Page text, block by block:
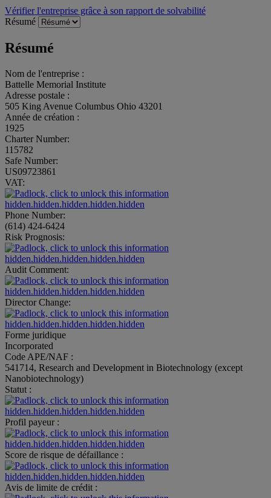
Vérifier l'entreprise grâce à son rapport de solvabilité
Résumé
Résumé
Nom de l'entreprise :
Battelle Memorial Institute
Adresse postale :
505 King Avenue Columbus Ohio 43201
Année de création :
1925
Charter Number:
115782
Safe Number:
US09723861
VAT:
hidden.hidden.hidden.hidden.hidden
Phone Number:
(614) 424-6424
Risk Prognosis:
hidden.hidden.hidden.hidden.hidden
Audit Comment:
hidden.hidden.hidden.hidden.hidden
Director Change:
hidden.hidden.hidden.hidden.hidden
Forme juridique
Incorporated
Code APE/NAF :
541714, Research and Development in Biotechnology (except
Nanobiotechnology)
Statut :
hidden.hidden.hidden.hidden.hidden
Profil payeur :
hidden.hidden.hidden.hidden.hidden
Score de risque de défaillance :
hidden.hidden.hidden.hidden.hidden
Avis de limite de crédit :